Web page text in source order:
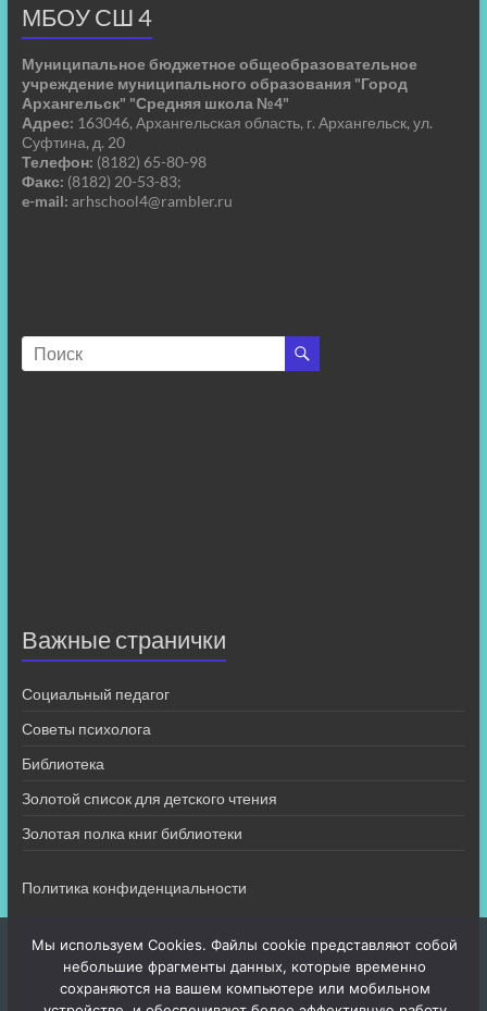
МБОУ СШ 4
Муниципальное бюджетное общеобразовательное
учреждение муниципального образования "Город
Архангельск" "Средняя школа №4"
Адрес: 163046, Архангельская область, г. Архангельск, ул.
Суфтина, д. 20
Телефон: (8182) 65-80-98
Факс: (8182) 20-53-83;
e-mail: arhschool4@rambler.ru
Важные странички
Социальный педагог
Советы психолога
Библиотека
Золотой список для детского чтения
Золотая полка книг библиотеки
Политика конфиденциальности
Мы используем Cookies. Файлы cookie представляют собой
небольшие фрагменты данных, которые временно
сохраняются на вашем компьютере или мобильном